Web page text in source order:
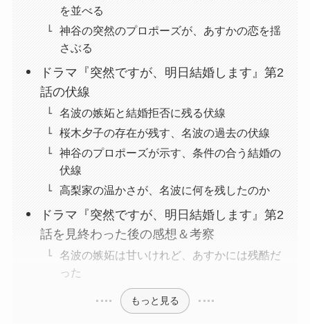
を並べる
神谷の突然のプロポーズが、あすかの恋を揺
さぶる
ドラマ『突然ですが、明日結婚します』第2
話の伏線
名波の嫉妬と結婚拒否に残る伏線
桜木夕子の存在が残す、名波の過去の伏線
神谷のプロポーズが示す、条件の合う結婚の
伏線
高梨家の温かさが、名波に何を残したのか
ドラマ『突然ですが、明日結婚します』第2
話を見終わった後の感想＆考察
名波の嫉妬は甘いけれど、あすかには残酷だ
った
もっと見る